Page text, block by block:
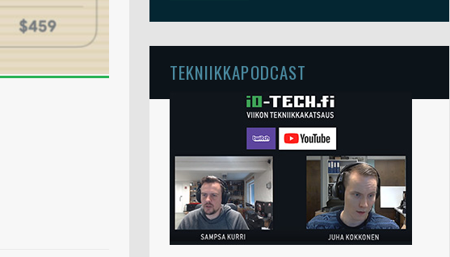
TEKNIIKKAPODCAST